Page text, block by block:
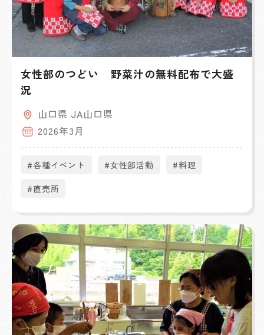
女性部のつどい 野菜汁の無料配布で大盛
況
山口県 JA山口県
2026年3月
#各種イベント #女性部活動
#料理
#直売所